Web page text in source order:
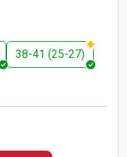
38-41 (25-27)